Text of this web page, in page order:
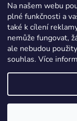
Na našem webu
plné funkčnosti a
také k cílení
nemůže fungovat,
ale nebudou
souhlas. Více